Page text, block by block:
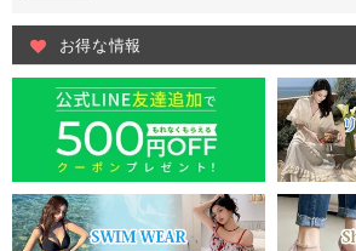
お得な情報